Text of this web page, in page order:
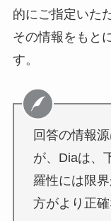
的にご指定いた
その情報をもと
す。
回答の情報
が、Diaは、
羅性には限
方がより正